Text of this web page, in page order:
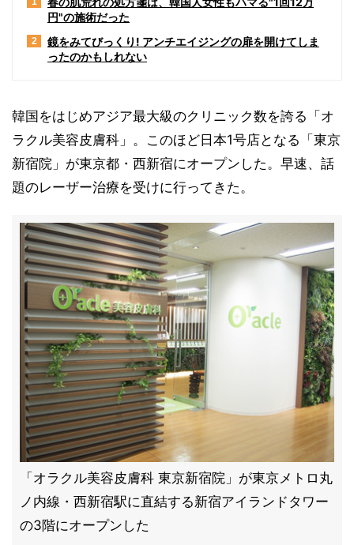
円"の施術だった
2
鏡をみてびっくり! アンチエイジングの扉を開けてしま
ったのかもしれない
韓国をはじめアジア最大級のクリニック数を誇る「オ
ラクル美容皮膚科」。このほど日本1号店となる「東京
新宿院」が東京都・西新宿にオープンした。早速、話
題のレーザー治療を受けに行ってきた。
「オラクル美容皮膚科 東京新宿院」が東京メトロ丸
ノ内線・西新宿駅に直結する新宿アイランドタワー
の3階にオープンした